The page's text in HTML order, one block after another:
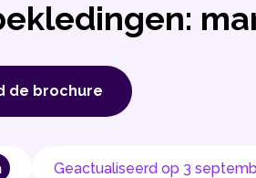
de brochure
Geactualiseerd op 3